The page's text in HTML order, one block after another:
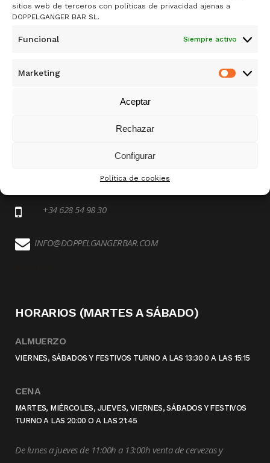
sitios web de terceros con políticas de privacidad ajenas a
DOPPELGANGER BAR SL.
Funcional Siempre activo
Marketing
Aceptar
Rechazar
Configurar
Política de cookies
DE SAMY ALI RANDO
CALLE DE SANTA ISABEL 5, 28012 MADRID
+34 915 30 54 99
+34 628 54 98 30
INFO@DOPPELGANGERBAR.COM
HORARIOS (MARTES A SÁBADO)
ALMUERZO
VIERNES, SÁBADOS Y FESTIVOS TURNO A LAS 13:30 0 A LAS 15:15
CENA
MARTES, MIÉRCOLES, JUEVES, VIERNES, SÁBADOS Y FESTIVOS
TURNO A LAS 20:00 O A LAS 21:45
De lunes a jueves de 11:00h a 13:00h venta de cervezas y